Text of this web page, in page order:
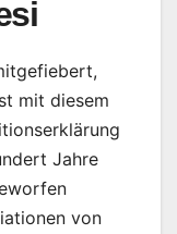
mit diesem
Jahre
von